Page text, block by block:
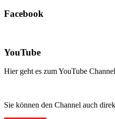
Facebook
YouTube
Hier geht es zum YouTube
Sie können den Channel auch